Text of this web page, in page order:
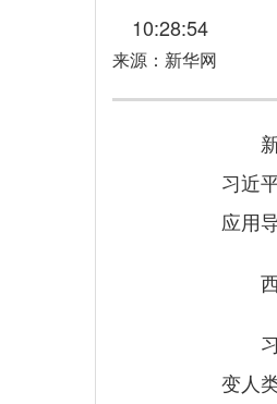
10:28:54
来源：新华网
新
习近
应用
西
习
变人